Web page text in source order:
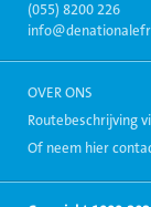
(055) 8200 226
OVER ONS
Routebeschrijving
Of neem hier